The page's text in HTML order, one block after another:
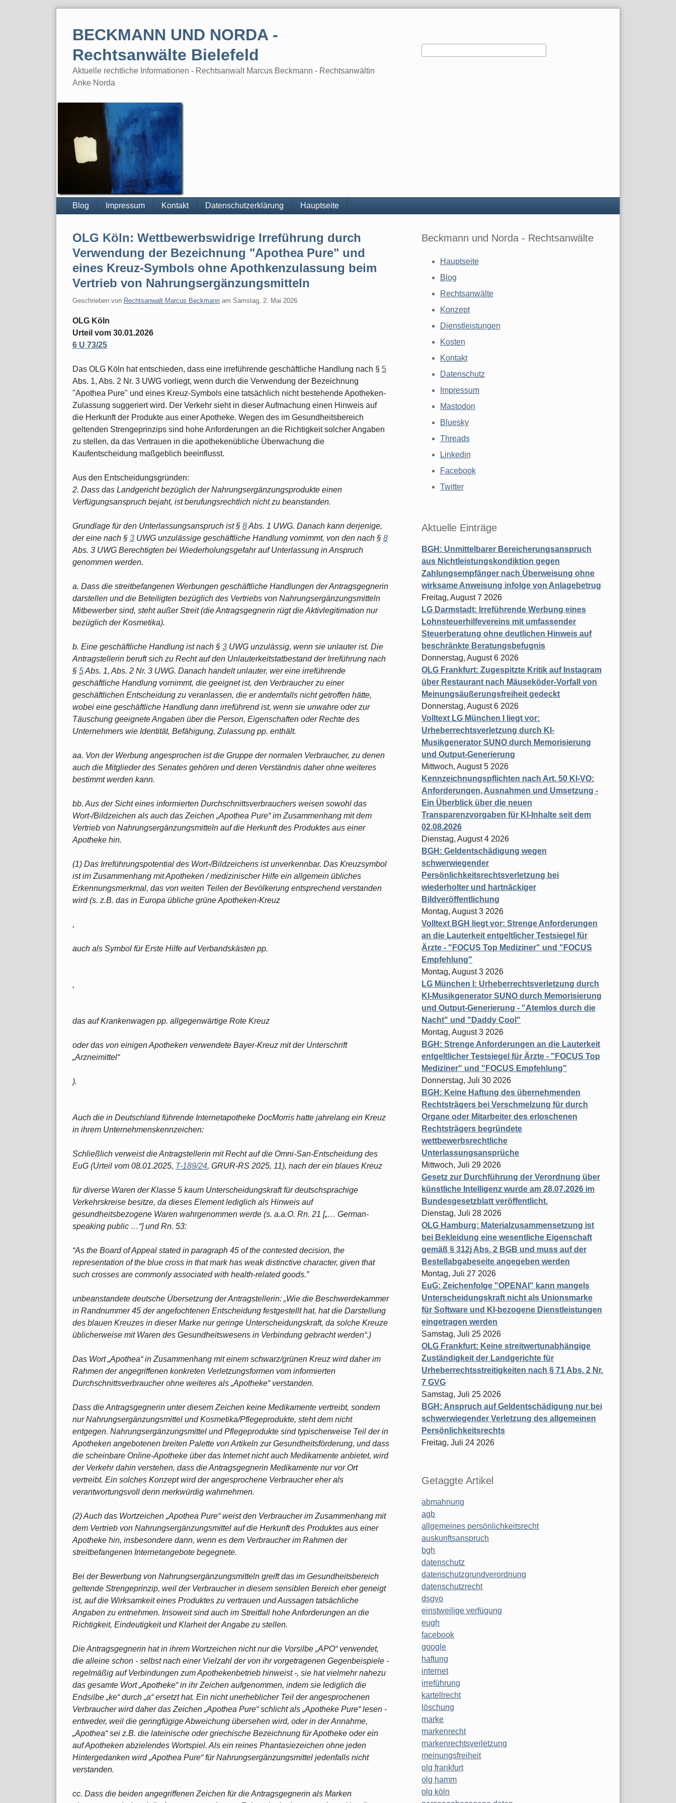
BECKMANN UND NORDA -
Rechtsanwälte Bielefeld
Aktuelle rechtliche Informationen - Rechtsanwalt Marcus Beckmann - Rechtsanwältin
Anke Norda
Blog Impressum Kontakt Datenschutzerklärung Hauptseite
OLG Köln: Wettbewerbswidrige Irreführung durch
Verwendung der Bezeichnung "Apothea Pure" und
eines Kreuz-Symbols ohne Apothkenzulassung beim
Vertrieb von Nahrungsergänzungsmitteln
Geschrieben von Rechtsanwalt Marcus Beckmann am Samstag, 2. Mai 2026
OLG Köln
Urteil vom 30.01.2026
6 U 73/25
Das OLG Köln hat entschieden, dass eine irreführende geschäftliche Handlung nach § 5
Abs. 1, Abs. 2 Nr. 3 UWG vorliegt, wenn durch die Verwendung der Bezeichnung
"Apothea Pure" und eines Kreuz-Symbols eine tatsächlich nicht bestehende Apotheken-
Zulassung suggeriert wird. Der Verkehr sieht in dieser Aufmachung einen Hinweis auf
die Herkunft der Produkte aus einer Apotheke. Wegen des im Gesundheitsbereich
geltenden Strengeprinzips sind hohe Anforderungen an die Richtigkeit solcher Angaben
zu stellen, da das Vertrauen in die apothekenübliche Überwachung die
Kaufentscheidung maßgeblich beeinflusst.
Aus den Entscheidungsgründen:
2. Dass das Landgericht bezüglich der Nahrungsergänzungsprodukte einen
Verfügungsanspruch bejaht, ist berufungsrechtlich nicht zu beanstanden.
Grundlage für den Unterlassungsanspruch ist § 8Abs. 1 UWG. Danach kann derjenige,
der eine nach § 3 UWG unzulässige geschäftliche Handlung vornimmt, von den nach § 8
Abs. 3 UWG Berechtigten bei Wiederholungsgefahr auf Unterlassung in Anspruch
genommen werden.
a. Dass die streitbefangenen Werbungen geschäftliche Handlungen der Antragsgegnerin
darstellen und die Beteiligten bezüglich des Vertriebs von Nahrungsergänzungsmitteln
Mitbewerber sind, steht außer Streit (die Antragsgegnerin rügt die Aktivlegitimation nur
bezüglich der Kosmetika).
b. Eine geschäftliche Handlung ist nach § 3 UWG unzulässig, wenn sie unlauter ist. Die
Antragstellerin beruft sich zu Recht auf den Unlauterkeitstatbestand der Irreführung nach
§ 5Abs. 1, Abs. 2 Nr. 3 UWG. Danach handelt unlauter, wer eine irreführende
geschäftliche Handlung vornimmt, die geeignet ist, den Verbraucher zu einer
geschäftlichen Entscheidung zu veranlassen, die er andernfalls nicht getroffen hätte,
wobei eine geschäftliche Handlung dann irreführend ist, wenn sie unwahre oder zur
Täuschung geeignete Angaben über die Person, Eigenschaften oder Rechte des
Unternehmers wie Identität, Befähigung, Zulassung pp. enthält.
aa. Von der Werbung angesprochen ist die Gruppe der normalen Verbraucher, zu denen
auch die Mitglieder des Senates gehören und deren Verständnis daher ohne weiteres
bestimmt werden kann.
bb. Aus der Sicht eines informierten Durchschnittsverbrauchers weisen sowohl das
Wort-/Bildzeichen als auch das Zeichen „Apothea Pure“ im Zusammenhang mit dem
Vertrieb von Nahrungsergänzungsmitteln auf die Herkunft des Produktes aus einer
Apotheke hin.
(1) Das Irreführungspotential des Wort-/Bildzeichens ist unverkennbar. Das Kreuzsymbol
ist im Zusammenhang mit Apotheken / medizinischer Hilfe ein allgemein übliches
Erkennungsmerkmal, das von weiten Teilen der Bevölkerung entsprechend verstanden
wird (s. z.B. das in Europa übliche grüne Apotheken-Kreuz
,
auch als Symbol für Erste Hilfe auf Verbandskästen pp.
,
das auf Krankenwagen pp. allgegenwärtige Rote Kreuz
oder das von einigen Apotheken verwendete Bayer-Kreuz mit der Unterschrift
„Arzneimittel“
).
Auch die in Deutschland führende Internetapotheke DocMorris hatte jahrelang ein Kreuz
in ihrem Unternehmenskennzeichen:
Schließlich verweist die Antragstellerin mit Recht auf die Omni-San-Entscheidung des
EuG (Urteil vom 08.01.2025, T-189/24, GRUR-RS 2025, 11), nach der ein blaues Kreuz
für diverse Waren der Klasse 5 kaum Unterscheidungskraft für deutschsprachige
Verkehrskreise besitze, da dieses Element lediglich als Hinweis auf
gesundheitsbezogene Waren wahrgenommen werde (s. a.a.O. Rn. 21 [„… German-
speaking public …“] und Rn. 53:
“As the Board of Appeal stated in paragraph 45 of the contested decision, the
representation of the blue cross in that mark has weak distinctive character, given that
such crosses are commonly associated with health-related goods.”
unbeanstandete deutsche Übersetzung der Antragstellerin: „Wie die Beschwerdekammer
in Randnummer 45 der angefochtenen Entscheidung festgestellt hat, hat die Darstellung
des blauen Kreuzes in dieser Marke nur geringe Unterscheidungskraft, da solche Kreuze
üblicherweise mit Waren des Gesundheitswesens in Verbindung gebracht werden“.)
Das Wort „Apothea“ in Zusammenhang mit einem schwarz/grünen Kreuz wird daher im
Rahmen der angegriffenen konkreten Verletzungsformen vom informierten
Durchschnittsverbraucher ohne weiteres als „Apotheke“ verstanden.
Dass die Antragsgegnerin unter diesem Zeichen keine Medikamente vertreibt, sondern
nur Nahrungsergänzungsmittel und Kosmetika/Pflegeprodukte, steht dem nicht
entgegen. Nahrungsergänzungsmittel und Pflegeprodukte sind typischerweise Teil der in
Apotheken angebotenen breiten Palette von Artikeln zur Gesundheitsförderung, und dass
die scheinbare Online-Apotheke über das Internet nicht auch Medikamente anbietet, wird
der Verkehr dahin verstehen, dass die Antragsgegnerin Medikamente nur vor Ort
vertreibt. Ein solches Konzept wird der angesprochene Verbraucher eher als
verantwortungsvoll denn merkwürdig wahrnehmen.
(2) Auch das Wortzeichen „Apothea Pure“ weist den Verbraucher im Zusammenhang mit
dem Vertrieb von Nahrungsergänzungsmittel auf die Herkunft des Produktes aus einer
Apotheke hin, insbesondere dann, wenn es dem Verbraucher im Rahmen der
streitbefangenen Internetangebote begegnete.
Bei der Bewerbung von Nahrungsergänzungsmitteln greift das im Gesundheitsbereich
geltende Strengeprinzip, weil der Verbraucher in diesem sensiblen Bereich eher geneigt
ist, auf die Wirksamkeit eines Produktes zu vertrauen und Aussagen tatsächliche
Angaben zu entnehmen. Insoweit sind auch im Streitfall hohe Anforderungen an die
Richtigkeit, Eindeutigkeit und Klarheit der Angabe zu stellen.
Die Antragsgegnerin hat in ihrem Wortzeichen nicht nur die Vorsilbe „APO“ verwendet,
die alleine schon - selbst nach einer Vielzahl der von ihr vorgetragenen Gegenbeispiele -
regelmäßig auf Verbindungen zum Apothekenbetrieb hinweist -, sie hat vielmehr nahezu
das gesamte Wort „Apotheke“ in ihr Zeichen aufgenommen, indem sie lediglich die
Endsilbe „ke“ durch „a“ ersetzt hat. Ein nicht unerheblicher Teil der angesprochenen
Verbraucher wird daher das Zeichen „Apothea Pure“ schlicht als „Apotheke Pure“ lesen -
entweder, weil die geringfügige Abweichung übersehen wird, oder in der Annahme,
„Apothea“ sei z.B. die lateinische oder griechische Bezeichnung für Apotheke oder ein
auf Apotheken abzielendes Wortspiel. Als ein reines Phantasiezeichen ohne jeden
Hintergedanken wird „Apothea Pure“ für Nahrungsergänzungsmittel jedenfalls nicht
verstanden.
cc. Dass die beiden angegriffenen Zeichen für die Antragsgegnerin als Marken
Beckmann und Norda - Rechtsanwälte
Hauptseite
Blog
Rechtsanwälte
Konzept
Dienstleistungen
Kosten
Kontakt
Datenschutz
Impressum
Mastodon
Bluesky
Threads
Linkedin
Facebook
Twitter
Aktuelle Einträge
BGH: Unmittelbarer Bereicherungsanspruch
aus Nichtleistungskondiktion gegen
Zahlungsempfänger nach Überweisung ohne
wirksame Anweisung infolge von Anlagebetrug
Freitag, August 7 2026
LG Darmstadt: Irreführende Werbung eines
Lohnsteuerhilfevereins mit umfassender
Steuerberatung ohne deutlichen Hinweis auf
beschränkte Beratungsbefugnis
Donnerstag, August 6 2026
OLG Frankfurt: Zugespitzte Kritik auf Instagram
über Restaurant nach Mäuseköder-Vorfall von
Meinungsäußerungsfreiheit gedeckt
Donnerstag, August 6 2026
Volltext LG München I liegt vor:
Urheberrechtsverletzung durch KI-
Musikgenerator SUNO durch Memorisierung
und Output-Generierung
Mittwoch, August 5 2026
Kennzeichnungspflichten nach Art. 50 KI-VO:
Anforderungen, Ausnahmen und Umsetzung -
Ein Überblick über die neuen
Transparenzvorgaben für KI-Inhalte seit dem
02.08.2026
Dienstag, August 4 2026
BGH: Geldentschädigung wegen
schwerwiegender
Persönlichkeitsrechtsverletzung bei
wiederholter und hartnäckiger
Bildveröffentlichung
Montag, August 3 2026
Volltext BGH liegt vor: Strenge Anforderungen
an die Lauterkeit entgeltlicher Testsiegel für
Ärzte - "FOCUS Top Mediziner" und "FOCUS
Empfehlung"
Montag, August 3 2026
LG München I: Urheberrechtsverletzung durch
KI-Musikgenerator SUNO durch Memorisierung
und Output-Generierung - "Atemlos durch die
Nacht" und "Daddy Cool"
Montag, August 3 2026
BGH: Strenge Anforderungen an die Lauterkeit
entgeltlicher Testsiegel für Ärzte - "FOCUS Top
Mediziner" und "FOCUS Empfehlung"
Donnerstag, Juli 30 2026
BGH: Keine Haftung des übernehmenden
Rechtsträgers bei Verschmelzung für durch
Organe oder Mitarbeiter des erloschenen
Rechtsträgers begründete
wettbewerbsrechtliche
Unterlassungsansprüche
Mittwoch, Juli 29 2026
Gesetz zur Durchführung der Verordnung über
künstliche Intelligenz wurde am 28.07.2026 im
Bundesgesetzblatt veröffentlicht.
Dienstag, Juli 28 2026
OLG Hamburg: Materialzusammensetzung ist
bei Bekleidung eine wesentliche Eigenschaft
gemäß § 312j Abs. 2 BGB und muss auf der
Bestellabgabeseite angegeben werden
Montag, Juli 27 2026
EuG: Zeichenfolge "OPENAI" kann mangels
Unterscheidungskraft nicht als Unionsmarke
für Software und KI-bezogene Dienstleistungen
eingetragen werden
Samstag, Juli 25 2026
OLG Frankfurt: Keine streitwertunabhängige
Zuständigkeit der Landgerichte für
Urheberrechtsstreitigkeiten nach § 71 Abs. 2 Nr.
7 GVG
Samstag, Juli 25 2026
BGH: Anspruch auf Geldentschädigung nur bei
schwerwiegender Verletzung des allgemeinen
Persönlichkeitsrechts
Freitag, Juli 24 2026
Getaggte Artikel
abmahnung
agb
allgemeines persönlichkeitsrecht
auskunftsanspruch
bgh
datenschutz
datenschutzgrundverordnung
datenschutzrecht
dsgvo
einstweilige verfügung
eugh
facebook
google
haftung
internet
irreführung
kartellrecht
löschung
marke
markenrecht
markenrechtsverletzung
meinungsfreiheit
olg frankfurt
olg hamm
olg köln